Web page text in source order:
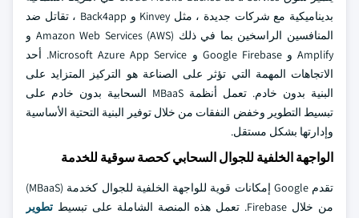
بديناميكية مع شركات جديدة ، مثل Kinvey و Back4app ، تقاتل ضد
المنافسين الراسخين بما في ذلك Amazon Web Services (AWS) و
Amplify و Google Firebase و Microsoft Azure App Service. أحد
الاتجاهات المهمة التي تؤثر على الصناعة هو التركيز المتزايد على
البنية بدون خادم. تعمل أنظمة MBaaS السحابية بدون خادم على
تبسيط التطوير وخفض النفقات من خلال توفير البنية التحتية الأساسية
وإدارتها بشكل مستقل.
الواجهة الخلفية للجوال السحابي كحصة سوقية للخدمة
تقدم Google إمكانات قوية للواجهة الخلفية للجوال كخدمة (MBaaS)
من خلال Firebase. تعمل هذه المنصة الشاملة على تبسيط
تطوير